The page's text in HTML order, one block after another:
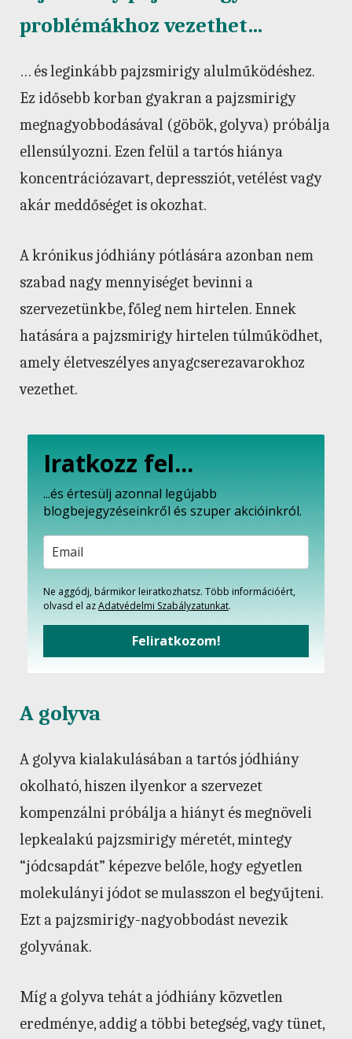
problémákhoz vezethet…
… és leginkább pajzsmirigy alulműködéshez.
Ez idősebb korban gyakran a pajzsmirigy
megnagyobbodásával (göbök, golyva) próbálja
ellensúlyozni. Ezen felül a tartós hiánya
koncentrációzavart, depressziót, vetélést vagy
akár meddőséget is okozhat.
A krónikus jódhiány pótlására azonban nem
szabad nagy mennyiséget bevinni a
szervezetünkbe, főleg nem hirtelen. Ennek
hatására a pajzsmirigy hirtelen túlműködhet,
amely életveszélyes anyagcserezavarokhoz
vezethet.
Iratkozz fel...
...és értesülj azonnal legújabb
blogbejegyzéseinkről és szuper akcióinkról.
Ne aggódj, bármikor leiratkozhatsz. Több információért,
olvasd el azAdatvédelmi Szabályzatunkat.
Feliratkozom!
A golyva
A golyva kialakulásában a tartós jódhiány
okolható, hiszen ilyenkor a szervezet
kompenzálni próbálja a hiányt és megnöveli
lepkealakú pajzsmirigy méretét, mintegy
“jódcsapdát” képezve belőle, hogy egyetlen
molekulányi jódot se mulasszon el begyűjteni.
Ezt a pajzsmirigy-nagyobbodást nevezik
golyvának.
Míg a golyva tehát a jódhiány közvetlen
eredménye, addig a többi betegség, vagy tünet,